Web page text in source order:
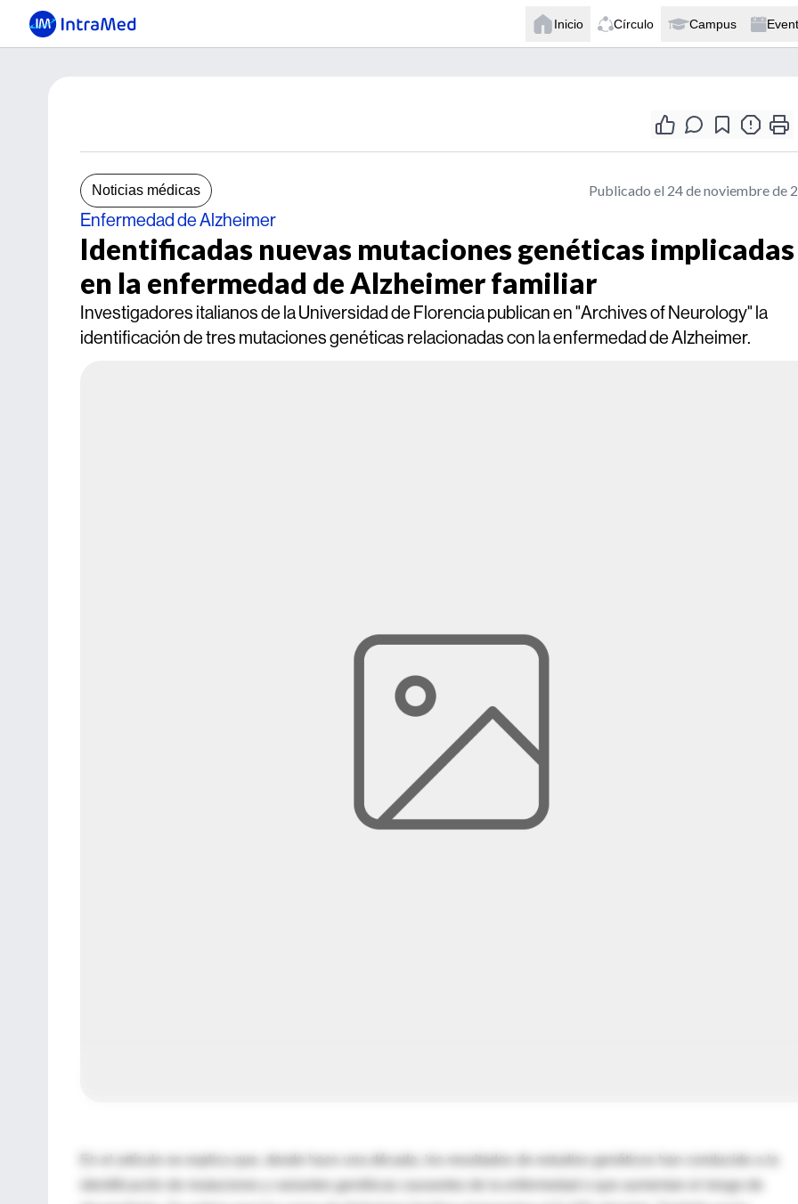
Inicio Círculo Campus
Noticias médicas Publicado el 24 de noviembre de
Enfermedad de Alzheimer
Identificadas nuevas mutaciones genéticas implicadas
en la enfermedad de Alzheimer familiar
Investigadores italianos de la Universidad de Florencia publican en "Archives of Neurology" la
identificación de tres mutaciones genéticas relacionadas con la enfermedad de Alzheimer.
En el artículo se explica que, desde hace una década, los resultados de estudios genéticos han conducido a la
identificación de mutaciones y variantes genéticas causantes de la enfermedad o que aumentan el riesgo de